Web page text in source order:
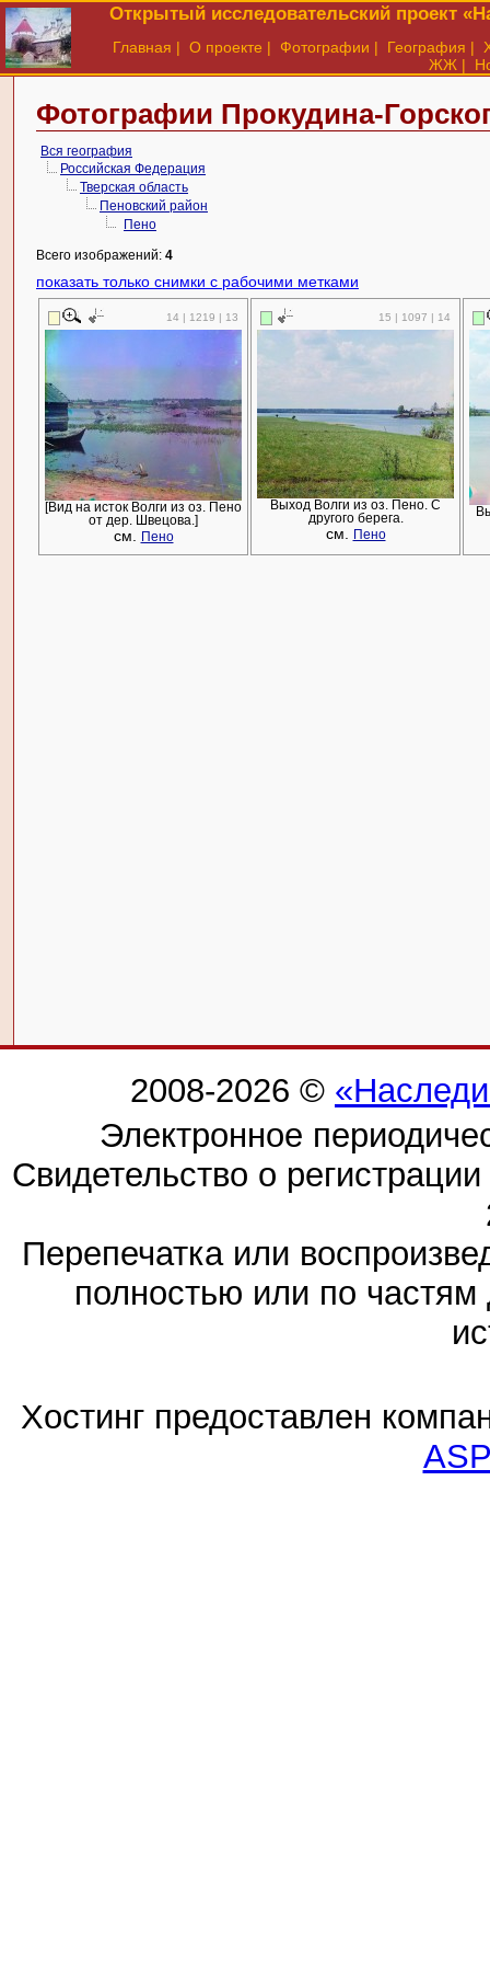
Открытый исследовательский проект
Главная | О проекте | Фотографии | География |
ЖЖ |
Фотографии Прокудина-
Вся география
Российская Федерация
Тверская область
Пеновский район
Пено
Всего изображений: 4
показать только снимки с рабочими метками
14 | 1219 | 13
[Вид на исток Волги из оз. Пено
от дер. Швецова.]
см. Пено
15 | 1097 | 14
Выход Волги из оз. Пено. С
другого берега.
см. Пено
2008-2026 ©
Электронное
Свидетельство о
Перепечатка или
полностью или по частям
Хостинг предоставлен